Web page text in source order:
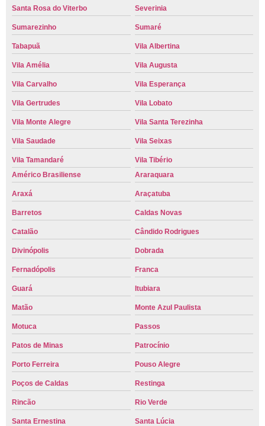
Santa Rosa do Viterbo Severinia
Sumarezinho Sumaré
Tabapuã Vila Albertina
Vila Amélia Vila Augusta
Vila Carvalho Vila Esperança
Vila Gertrudes Vila Lobato
Vila Monte Alegre Vila Santa Terezinha
Vila Saudade Vila Seixas
Vila Tamandaré
Vila Tibério
Américo Brasiliense
Araraquara
Araxá Araçatuba
Barretos Caldas Novas
Catalão Cândido Rodrigues
Divinópolis Dobrada
Fernadópolis Franca
Guará Itubiara
Matão Monte Azul Paulista
Motuca Passos
Patos de Minas Patrocínio
Porto Ferreira Pouso Alegre
Poços de Caldas Restinga
Rincão Rio Verde
Santa Ernestina Santa Lúcia